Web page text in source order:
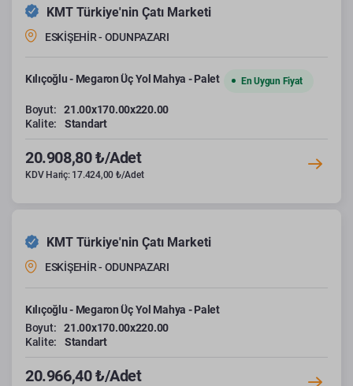
KMT Türkiye'nin Çatı Marketi
ESKİŞEHİR - ODUNPAZARI
Kılıçoğlu - Megaron Üç Yol Mahya - Palet En Uygun Fiyat
Boyut:
21.00x170.00x220.00
Kalite:
Standart
20.908,80 ₺/Adet
KDV Hariç: 17.424,00 ₺/Adet
KMT Türkiye'nin Çatı Marketi
ESKİŞEHİR - ODUNPAZARI
Kılıçoğlu - Megaron Üç Yol Mahya - Palet
Boyut:
21.00x170.00x220.00
Kalite:
Standart
20.966,40 ₺/Adet